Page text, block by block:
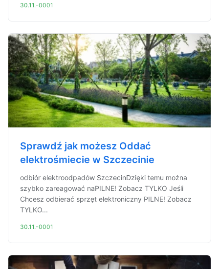
30.11.-0001
Sprawdź jak możesz Oddać
elektrośmiecie w Szczecinie
odbiór elektroodpadów SzczecinDzięki temu można
szybko zareagować naPILNE! Zobacz TYLKO Jeśli
Chcesz odbierać sprzęt elektroniczny PILNE! Zobacz
TYLKO...
30.11.-0001